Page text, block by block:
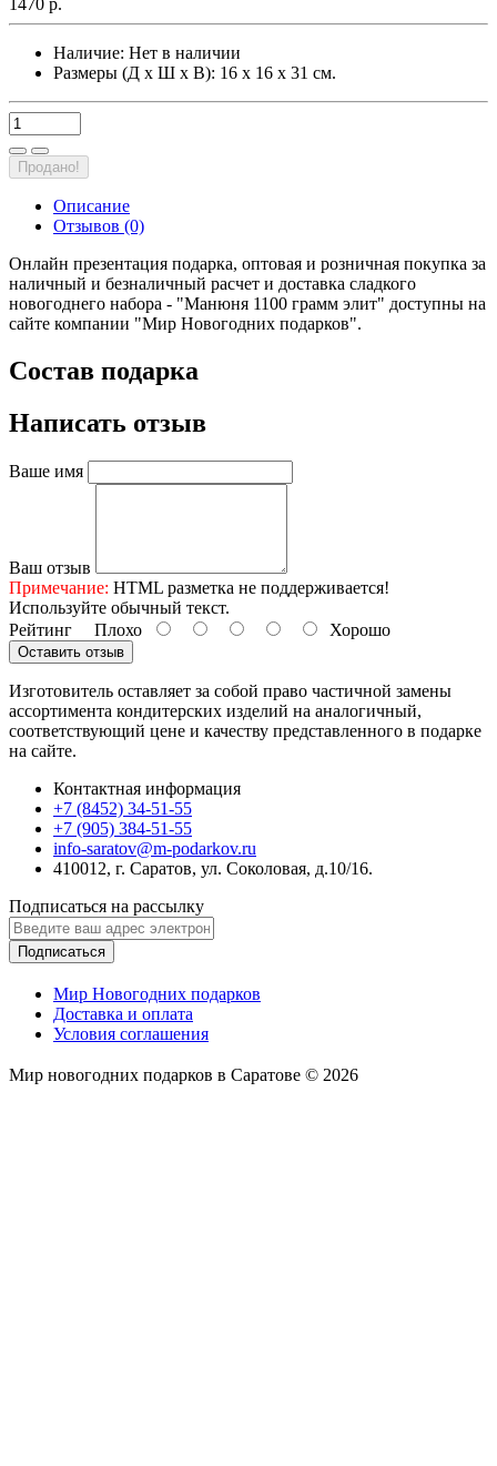
1470 р.
Наличие: Нет в наличии
Размеры (Д х Ш х В): 16 х 16 х 31 см.
Продано!
Описание
Отзывов (0)
Онлайн презентация подарка, оптовая и розничная покупка за
наличный и безналичный расчет и доставка сладкого
новогоднего набора - "Манюня 1100 грамм элит" доступны на
сайте компании "Мир Новогодних подарков".
Состав подарка
Написать отзыв
Ваше имя
Ваш отзыв
Примечание: HTML разметка не поддерживается!
Используйте обычный текст.
Рейтинг Плохо Хорошо
Оставить отзыв
Изготовитель оставляет за собой право частичной замены
ассортимента кондитерских изделий на аналогичный,
соответствующий цене и качеству представленного в подарке
на сайте.
Контактная информация
+7 (8452) 34-51-55
+7 (905) 384-51-55
info-saratov@m-podarkov.ru
410012, г. Саратов, ул. Соколовая, д.10/16.
Подписаться на рассылку
Подписаться
Мир Новогодних подарков
Доставка и оплата
Условия соглашения
Мир новогодних подарков в Саратове © 2026